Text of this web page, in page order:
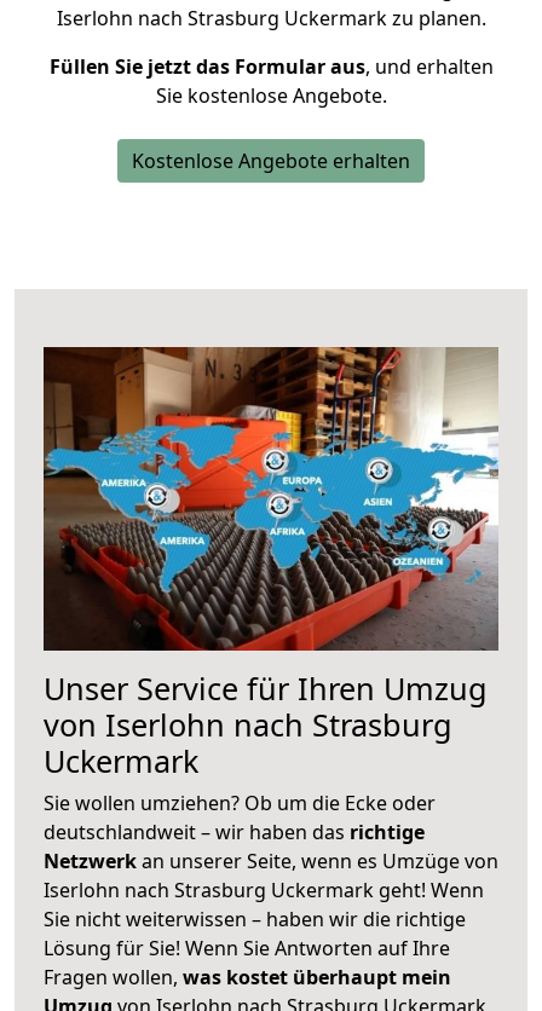
Iserlohn nach Strasburg Uckermark zu planen.
Füllen Sie jetzt das Formular aus, und erhalten
Sie kostenlose Angebote.
Kostenlose Angebote erhalten
Unser Service für Ihren Umzug
von Iserlohn nach Strasburg
Uckermark
Sie wollen umziehen? Ob um die Ecke oder
deutschlandweit – wir haben das richtige
Netzwerkan unserer Seite, wenn es Umzüge von
Iserlohn nach Strasburg Uckermark geht! Wenn
Sie nicht weiterwissen – haben wir die richtige
Lösung für Sie! Wenn Sie Antworten auf Ihre
Fragen wollen, was kostet überhaupt mein